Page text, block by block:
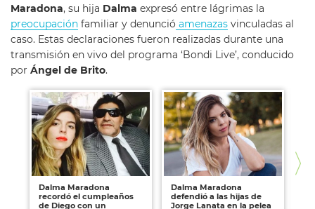
Maradona, su hija Dalma expresó entre lágrimas la
preocupación familiar y denunció amenazas vinculadas al
caso. Estas declaraciones fueron realizadas durante una
transmisión en vivo del programa ‘Bondi Live’, conducido
por Ángel de Brito.
Dalma Maradona
recordó el cumpleaños
de Diego con un
Dalma Maradona
defendió a las hijas de
Jorge Lanata en la pelea